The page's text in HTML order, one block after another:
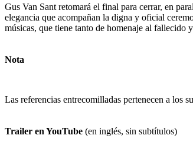
Gus Van Sant retomará el final para cerrar, en
elegancia que acompañan la digna y oficial
músicas, que tiene tanto de homenaje al fallecido
Nota
Las referencias entrecomilladas pertenecen a los
Trailer en YouTube (en inglés, sin subtítulos)